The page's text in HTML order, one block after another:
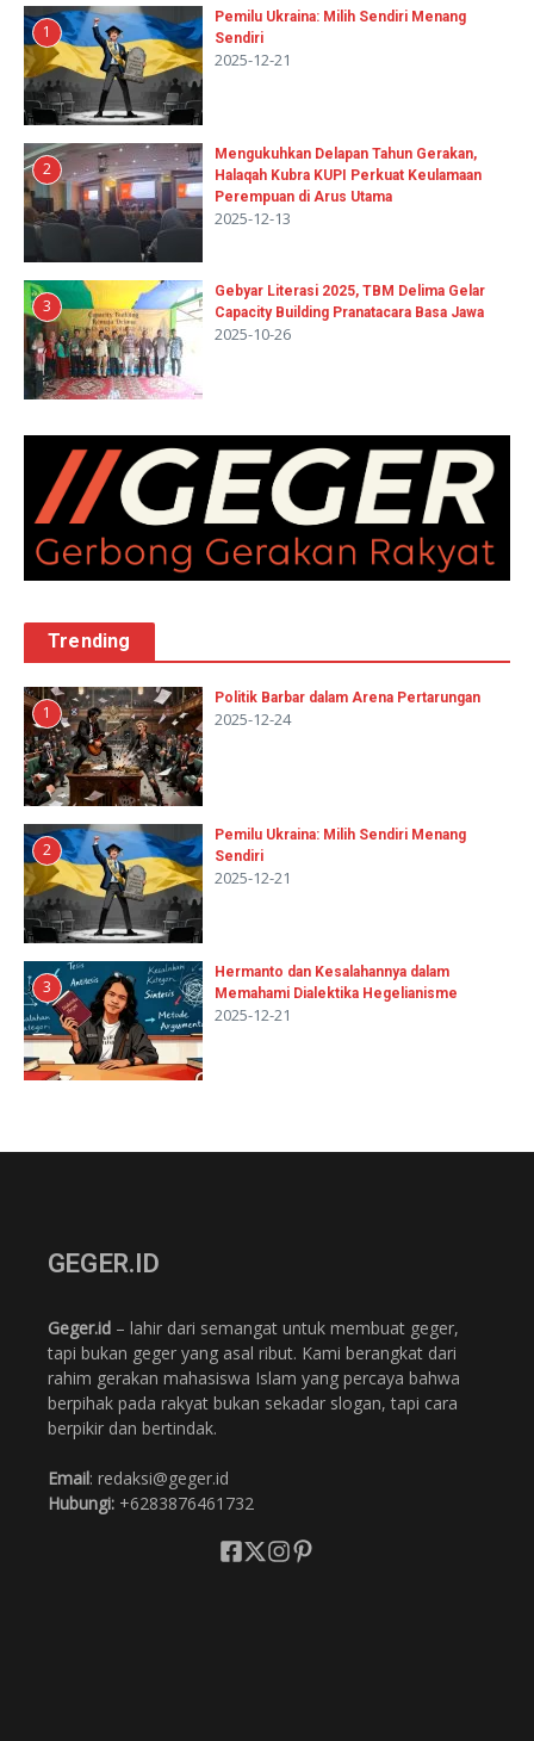
1
Pemilu Ukraina: Milih Sendiri Menang
Sendiri
2025-12-21
2
Mengukuhkan Delapan Tahun Gerakan,
Halaqah Kubra KUPI Perkuat Keulamaan
Perempuan di Arus Utama
2025-12-13
3
Gebyar Literasi 2025, TBM Delima Gelar
Capacity Building Pranatacara Basa Jawa
2025-10-26
Trending
1
Politik Barbar dalam Arena Pertarungan
2025-12-24
2
Pemilu Ukraina: Milih Sendiri Menang
Sendiri
2025-12-21
3
Hermanto dan Kesalahannya dalam
Memahami Dialektika Hegelianisme
2025-12-21
GEGER.ID
Geger.id – lahir dari semangat untuk membuat geger,
tapi bukan geger yang asal ribut. Kami berangkat dari
rahim gerakan mahasiswa Islam yang percaya bahwa
berpihak pada rakyat bukan sekadar slogan, tapi cara
berpikir dan bertindak.
Email: redaksi@geger.id
Hubungi: +6283876461732